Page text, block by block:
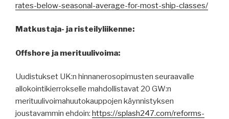
rates-below-seasonal-average-for-most-ship-classes/
Matkustaja- ja risteilyliikenne:
Offshore ja merituulivoima:
Uudistukset UK:n hinnanerosopimusten seuraavalle
allokointikierrokselle mahdollistavat 20 GW:n
merituulivoimahuutokauppojen käynnistyksen
joustavammin ehdoin: https://splash247.com/reforms-